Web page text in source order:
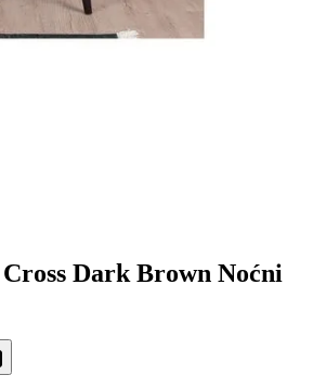
Dark Brown Noćni